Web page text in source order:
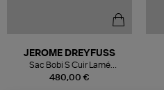
480,00 €
JEROME DREYFUSS
Sac Bobi S Cuir Lamé
Champagne